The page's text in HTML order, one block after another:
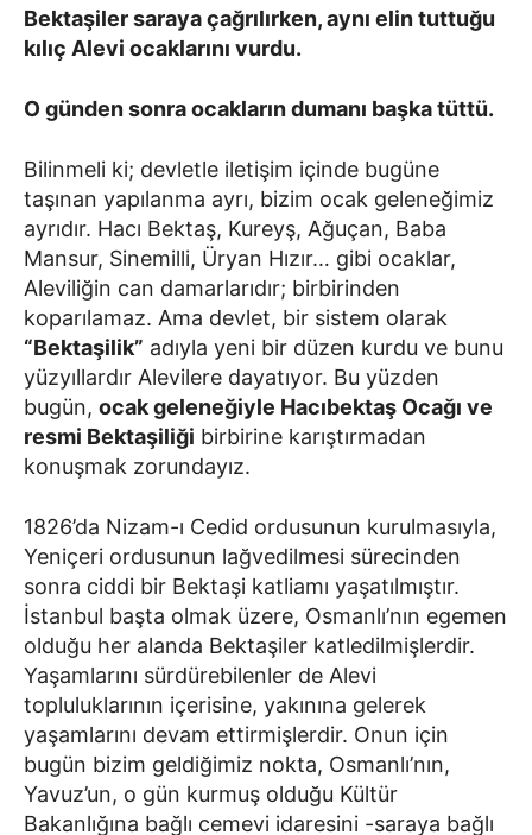
Bektaşiler saraya çağrılırken, aynı elin tuttuğu
kılıç Alevi ocaklarını vurdu.
O günden sonra ocakların dumanı başka tüttü.
Bilinmeli ki; devletle iletişim içinde bugüne
taşınan yapılanma ayrı, bizim ocak geleneğimiz
ayrıdır. Hacı Bektaş, Kureyş, Ağuçan, Baba
Mansur, Sinemilli, Üryan Hızır… gibi ocaklar,
Aleviliğin can damarlarıdır; birbirinden
koparılamaz. Ama devlet, bir sistem olarak
“Bektaşilik” adıyla yeni bir düzen kurdu ve bunu
yüzyıllardır Alevilere dayatıyor. Bu yüzden
bugün, ocak geleneğiyle Hacıbektaş Ocağı ve
resmi Bektaşiliği birbirine karıştırmadan
konuşmak zorundayız.
1826’da Nizam-ı Cedid ordusunun kurulmasıyla,
Yeniçeri ordusunun lağvedilmesi sürecinden
sonra ciddi bir Bektaşi katliamı yaşatılmıştır.
İstanbul başta olmak üzere, Osmanlı’nın egemen
olduğu her alanda Bektaşiler katledilmişlerdir.
Yaşamlarını sürdürebilenler de Alevi
topluluklarının içerisine, yakınına gelerek
yaşamlarını devam ettirmişlerdir. Onun için
bugün bizim geldiğimiz nokta, Osmanlı’nın,
Yavuz’un, o gün kurmuş olduğu Kültür
Bakanlığına bağlı cemevi idaresini -saraya bağlı